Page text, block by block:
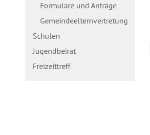
Formulare und Anträge
Gemeindeelternvertretung
Schulen
Jugendbeirat
Freizeittreff